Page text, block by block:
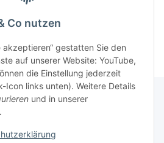
Co nutzen
akzeptieren“ gestatten Sie den
auf unserer Website: YouTube,
die Einstellung jederzeit
Icon links unten). Weitere Details
und in unserer
.